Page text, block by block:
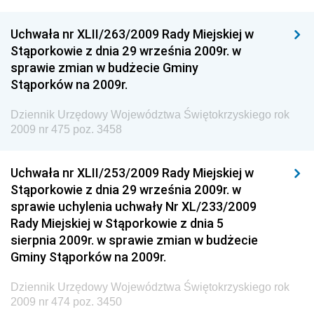
Dziennik Urzędowy Ministra Sprawiedliwości
Dziennik Urzędowy Ministra Rozwoju i Finansów
Dziennik Urzędowy Wyższego Urzędu Górniczego
Dziennik Urzędowy Prezesa Urzędu Transportu
Kolejowego
Technologii
Dziennik Urzędowy Ministra Inwestycji i Rozwoju
Dziennik Urzędowy Naczelnego Dyrektora Archiwów
Państwowych
Dziennik Urzędowy Ministra Finansów, Inwestycji i
Dziennik Urzędowy Ministra Klimatu
Uchwała nr XLII/263/2009 Rady Miejskiej w
Stąporkowie z dnia 29 września 2009r. w
sprawie zmian w budżecie Gminy
Stąporków na 2009r.
Dziennik Urzędowy Województwa Świętokrzyskiego rok
2009 nr 475 poz. 3458
Uchwała nr XLII/253/2009 Rady Miejskiej w
Stąporkowie z dnia 29 września 2009r. w
sprawie uchylenia uchwały Nr XL/233/2009
Rady Miejskiej w Stąporkowie z dnia 5
sierpnia 2009r. w sprawie zmian w budżecie
Gminy Stąporków na 2009r.
Dziennik Urzędowy Województwa Świętokrzyskiego rok
2009 nr 474 poz. 3450